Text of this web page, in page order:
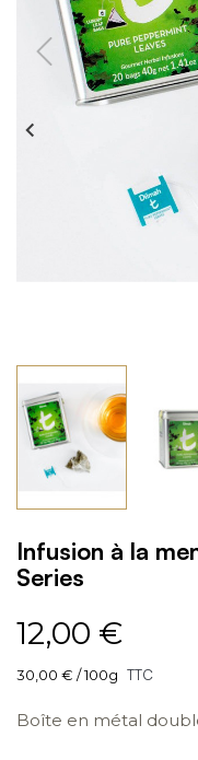
Infusion à la
Series
12,00 €
30,00 € / 100g TTC
Boîte en métal